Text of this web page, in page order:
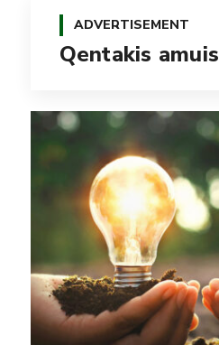
ADVERTISEMENT
Qentakis amuis